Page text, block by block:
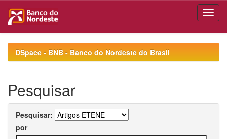
navigationDSpace - BNB - Banco do Nordeste do Brasil
Pesquisar
Pesquisar:
por